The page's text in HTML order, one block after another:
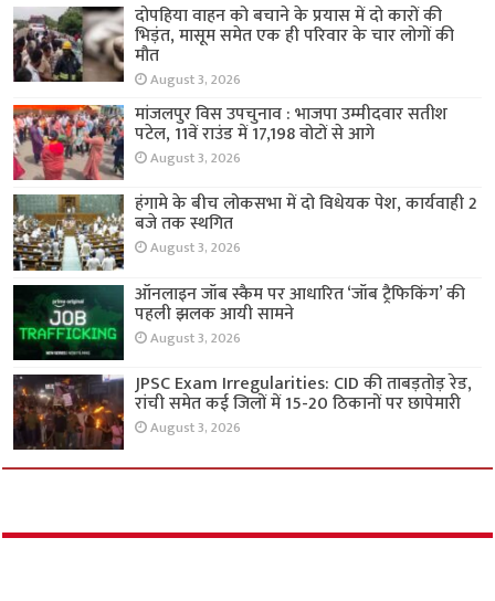
दोपहिया वाहन को बचाने के प्रयास में दो कारों की
भिड़ंत, मासूम समेत एक ही परिवार के चार लोगों की
मौत
August 3, 2026
मांजलपुर विस उपचुनाव : भाजपा उम्मीदवार सतीश
पटेल, 11वें राउंड में 17,198 वोटों से आगे
August 3, 2026
हंगामे के बीच लोकसभा में दो विधेयक पेश, कार्यवाही 2
बजे तक स्थगित
August 3, 2026
ऑनलाइन जॉब स्कैम पर आधारित ‘जॉब ट्रैफिकिंग’ की
पहली झलक आयी सामने
August 3, 2026
JPSC Exam Irregularities: CID की ताबड़तोड़ रेड,
रांची समेत कई जिलों में 15-20 ठिकानों पर छापेमारी
August 3, 2026